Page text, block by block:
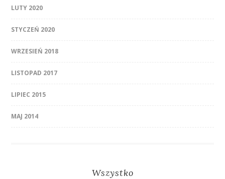
LUTY 2020
STYCZEŃ 2020
WRZESIEŃ 2018
LISTOPAD 2017
LIPIEC 2015
MAJ 2014
Wszystko